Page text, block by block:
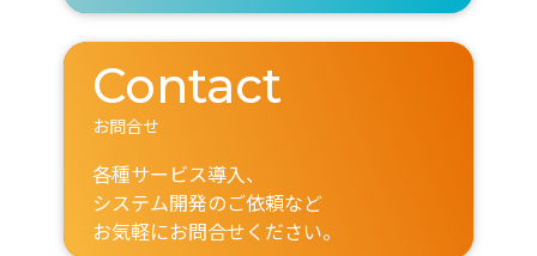
Contact
お問合せ
各種サービス導入、
システム開発のご依頼など
お気軽にお問合せください。